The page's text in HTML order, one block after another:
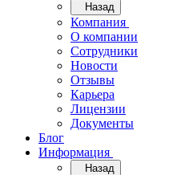
Назад
Компания
О компании
Сотрудники
Новости
Отзывы
Карьера
Лицензии
Документы
Блог
Информация
Назад